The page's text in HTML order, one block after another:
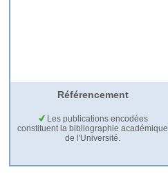
Référencement
Les publications encodées
constituent la bibliographie académique
de l'Université.